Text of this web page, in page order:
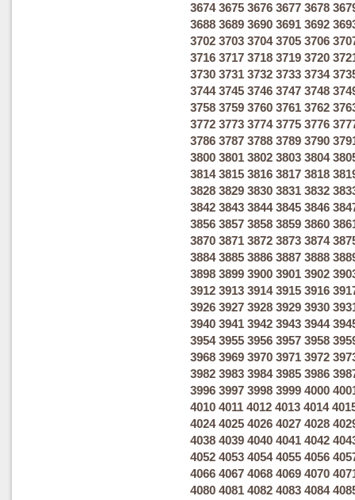
3674 3675 3676 3677 3678
3688 3689 3690 3691 3692
3702 3703 3704 3705 3706
3716 3717 3718 3719 3720
3730 3731 3732 3733 3734
3744 3745 3746 3747 3748
3758 3759 3760 3761 3762
3772 3773 3774 3775 3776
3786 3787 3788 3789 3790
3800 3801 3802 3803 3804
3814 3815 3816 3817 3818
3828 3829 3830 3831 3832
3842 3843 3844 3845 3846
3856 3857 3858 3859 3860
3870 3871 3872 3873 3874
3884 3885 3886 3887 3888
3898 3899 3900 3901 3902
3912 3913 3914 3915 3916
3926 3927 3928 3929 3930
3940 3941 3942 3943 3944
3954 3955 3956 3957 3958
3968 3969 3970 3971 3972
3982 3983 3984 3985 3986
3996 3997 3998 3999 4000
4010 4011 4012 4013 4014
4024 4025 4026 4027 4028
4038 4039 4040 4041 4042
4052 4053 4054 4055 4056
4066 4067 4068 4069 4070
4080 4081 4082 4083 4084